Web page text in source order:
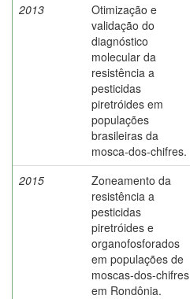
2013
Otimização e
validação do
diagnóstico
molecular da
resistência a
pesticidas
piretróides em
populações
brasileiras da
mosca-dos-chifres.
2015
Zoneamento da
resistência a
pesticidas
piretróides e
organofosforados
em populações de
moscas-dos-chifres
em Rondônia.